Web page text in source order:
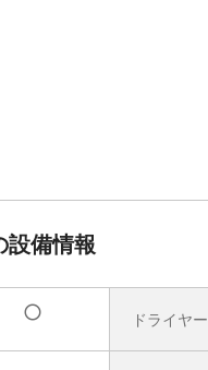
設備情報
ドライヤー